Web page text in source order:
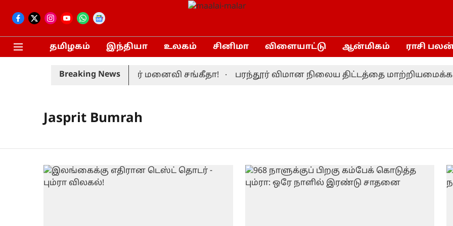
தமிழகம் இந்தியா உலகம் சினிமா விளையாட்டு ஆன்மிகம் ராசி
Breaking News
பெற்றார் முதலமைச்சர் மனைவி சங்கீதா! பரந்தூர் விமான நிலைய திட்டத்தை மாற்றியமைக்க
Jasprit Bumrah